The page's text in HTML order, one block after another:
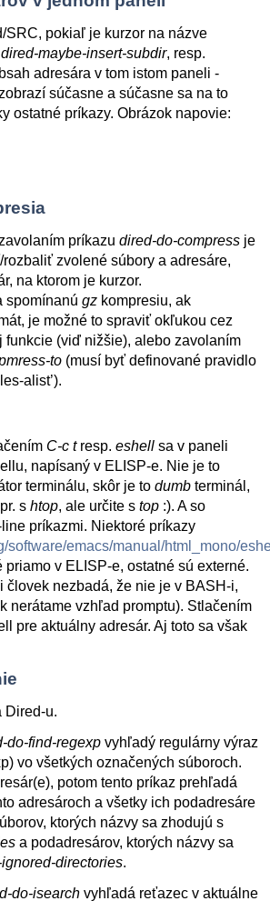
SRC, pokiaľ je kurzor na názve
dired-maybe-insert-subdir, resp.
adresára v tom istom paneli -
súčasne a súčasne sa na to
ostatné príkazy. Obrázok napovie:
príkazu dired-do-compress je
zvolené súbory a adresáre,
na ktorom je kurzor.
spomínanú gz kompresiu, ak
je možné to spraviť okľukou cez
funkcie (viď nižšie), alebo zavolaním
to (musí byť definované pravidlo
alist’).
C-c tresp. eshell sa v paneli
napísaný v ELISP-e. Nie je to
terminálu, skôr je to dumb terminál,
s htop, ale určite s top :). A so
príkazmi. Niektoré príkazy
software/emacs/manual/html_mono/
v ELISP-e, ostatné sú externé.
človek nezbadá, že nie je v BASH-i,
nerátame vzhľad promptu). Stlačením
pre aktuálny adresár. Aj toto sa však
Dired-u.
do-find-regexp vyhľadý regulárny výraz
vo všetkých označených súboroch.
potom tento príkaz prehľadá
adresároch a všetky ich podadresáre
ktorých názvy sa zhodujú s
a podadresárov, ktorých názvy sa
directories.
do-isearch vyhľadá reťazec v aktuálne